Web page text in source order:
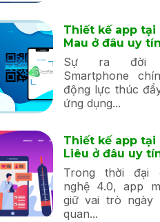
Thiết kế app tại
Mau ở đâu uy
Sự ra đời
Smartphone
động lực thúc
ứng dụng...
Thiết kế app tại
Liêu ở đâu uy
Trong thời đại
nghệ 4.0, app
giữ vai trò ngày
quan...